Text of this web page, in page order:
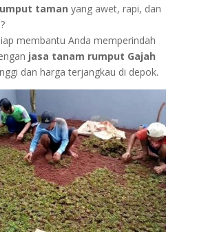
taman yang awet, rapi, dan
membantu Anda memperindah
jasa tanam rumput Gajah
dan harga terjangkau di depok.